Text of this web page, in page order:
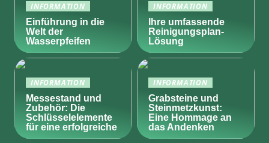
INFORMATION
Einführung in die
Welt der
Wasserpfeifen
INFORMATION
Ihre umfassende
Reinigungsplan-
Lösung
INFORMATION
Messestand und
Zubehör: Die
Schlüsselelemente
für eine erfolgreiche
INFORMATION
Grabsteine und
Steinmetzkunst:
Eine Hommage an
das Andenken